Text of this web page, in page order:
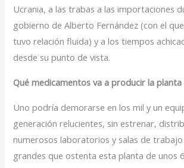
Ucrania, a las trabas a las importaciones
gobierno de Alberto Fernández (con el
tuvo relación fluida) y a los tiempos
desde su punto de vista.
Qué medicamentos va a producir la
Uno podría demorarse en los mil y un
generación relucientes, sin estrenar,
numerosos laboratorios y salas de
grandes que ostenta esta planta de unos